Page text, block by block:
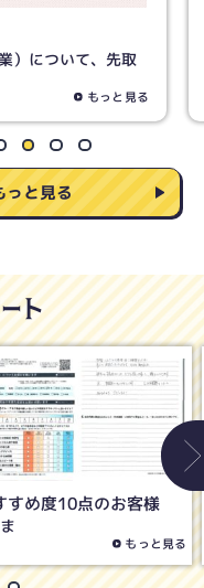
に！ 素材の選び方
もっと見る
っと見る
ト
すめ度5点のお客様
もっと見る